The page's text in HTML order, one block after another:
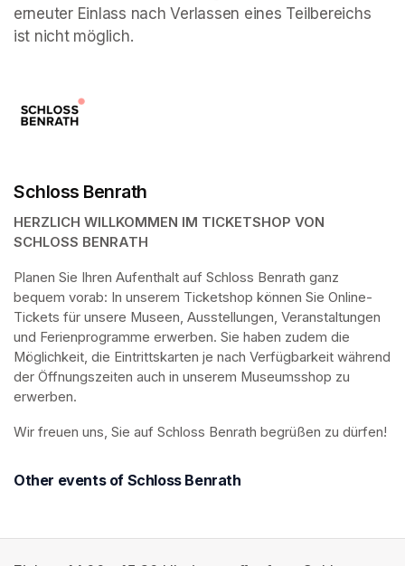
erneuter Einlass nach Verlassen eines Teilbereichs
ist nicht möglich.
Schloss Benrath
HERZLICH WILLKOMMEN IM TICKETSHOP VON
SCHLOSS BENRATH
Planen Sie Ihren Aufenthalt auf Schloss Benrath ganz
bequem vorab: In unserem Ticketshop können Sie Online-
Tickets für unsere Museen, Ausstellungen, Veranstaltungen
und Ferienprogramme erwerben. Sie haben zudem die
Möglichkeit, die Eintrittskarten je nach Verfügbarkeit während
der Öffnungszeiten auch in unserem Museumsshop zu
erwerben.
Wir freuen uns, Sie auf Schloss Benrath begrüßen zu dürfen!
Other events of Schloss Benrath